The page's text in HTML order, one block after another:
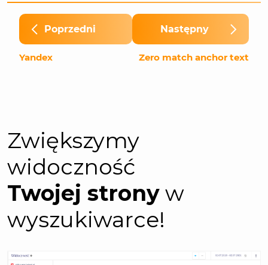
Poprzedni
Yandex
Następny
Zero match anchor text